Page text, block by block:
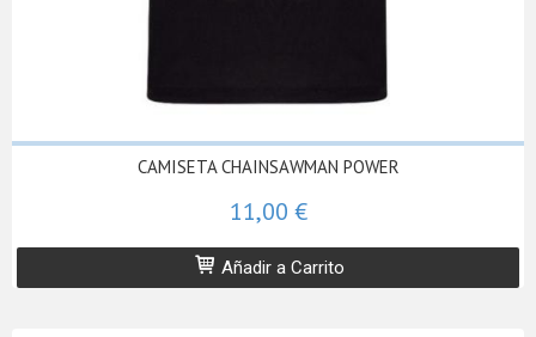
CAMISETA CHAINSAWMAN POWER
11,00 €
Añadir a Carrito